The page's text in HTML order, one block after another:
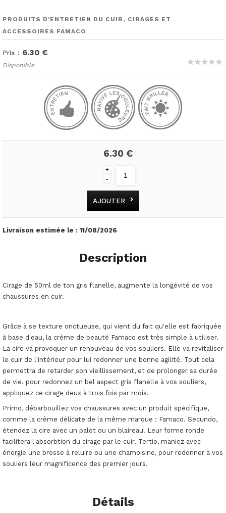
PRODUITS D'ENTRETIEN DU CUIR, CIRAGES ET
ACCESSOIRES FAMACO
Prix : 6.30 €
Disponible
6.30 €
+
-
AJOUTER
Livraison estimée le :11/08/2026
Description
Cirage de 50ml de ton gris flanelle, augmente la longévité de vos
chaussures en cuir.
Grâce à se texture onctueuse, qui vient du fait qu'elle est fabriquée
à base d'eau, la crème de beauté Famaco est très simple à utiliser.
La cire va provoquer un renouveau de vos souliers. Elle va revitaliser
le cuir de l'intérieur pour lui redonner une bonne agilité. Tout cela
permettra de retarder son vieillissement, et de prolonger sa durée
de vie. pour redonnez un bel aspect gris flanelle à vos souliers,
appliquez ce cirage deux à trois fois par mois.
Primo, débarbouillez vos chaussures avec un produit spécifique,
comme la crème délicate de la même marque : Famaco. Secundo,
étendez la cire avec un palot ou un blaireau. Leur forme ronde
facilitera l'absorbtion du cirage par le cuir. Tertio, maniez avec
énergie une brosse à reluire ou une chamoisine, pour redonner à vos
souliers leur magnificence des premier jours.
Détails